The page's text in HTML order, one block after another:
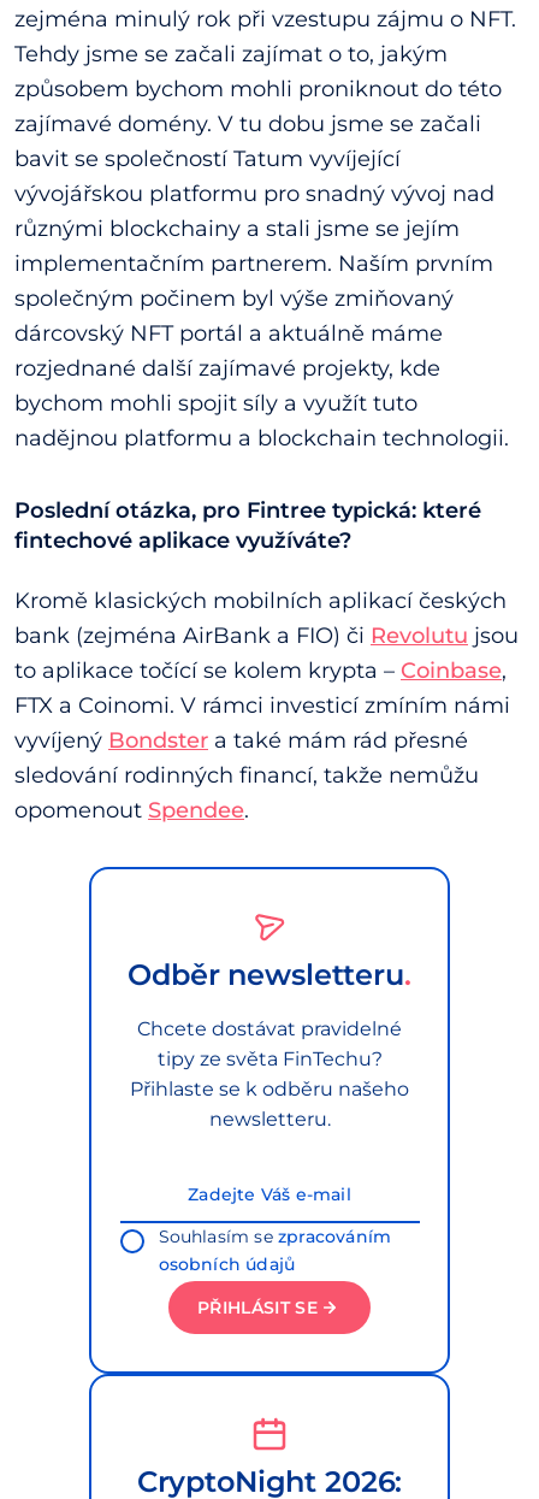
zejména minulý rok při vzestupu zájmu o NFT.
Tehdy jsme se začali zajímat o to, jakým
způsobem bychom mohli proniknout do této
zajímavé domény. V tu dobu jsme se začali
bavit se společností Tatum vyvíjející
vývojářskou platformu pro snadný vývoj nad
různými blockchainy a stali jsme se jejím
implementačním partnerem. Naším prvním
společným počinem byl výše zmiňovaný
dárcovský NFT portál a aktuálně máme
rozjednané další zajímavé projekty, kde
bychom mohli spojit síly a využít tuto
nadějnou platformu a blockchain technologii.
Poslední otázka, pro Fintree typická: které
fintechové aplikace využíváte?
Kromě klasických mobilních aplikací českých
bank (zejména AirBank a FIO) či Revolutu jsou
to aplikace točící se kolem krypta – Coinbase,
FTX a Coinomi. V rámci investicí zmíním námi
vyvíjený Bondster a také mám rád přesné
sledování rodinných financí, takže nemůžu
opomenout Spendee.
Odběr newsletteru
Chcete dostávat pravidelné
tipy ze světa FinTechu?
Přihlaste se k odběru našeho
newsletteru.
Souhlasím sezpracováním
osobních údajů
PŘIHLÁSIT SE
CryptoNight 2026: